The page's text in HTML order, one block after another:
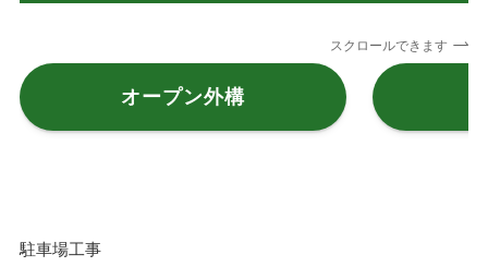
スクロールできます
オープン外構
駐車場工事